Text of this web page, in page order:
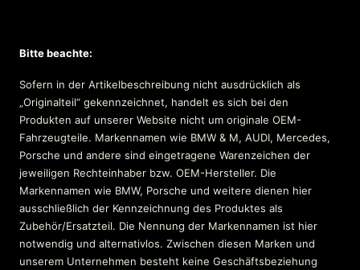
Bitte beachte:
Sofern in der Artikelbeschreibung nicht ausdrücklich als
„Originalteil“ gekennzeichnet, handelt es sich bei den
Produkten auf unserer Website nicht um originale OEM-
Fahrzeugteile. Markennamen wie BMW & M, AUDI, Mercedes,
Porsche und andere sind eingetragene Warenzeichen der
jeweiligen Rechteinhaber bzw. OEM-Hersteller. Die
Markennamen wie BMW, Porsche und weitere dienen hier
ausschließlich der Kennzeichnung des Produktes als
Zubehör/Ersatzteil. Die Nennung der Markennamen ist hier
notwendig und alternativlos. Zwischen diesen Marken und
unserem Unternehmen besteht keine Geschäftsbeziehung